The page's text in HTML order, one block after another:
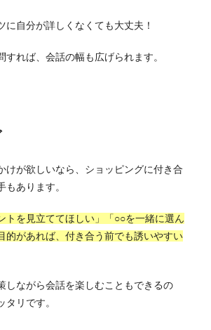
に自分が詳しくなくても大丈夫！
すれば、会話の幅も広げられます。
けが欲しいなら、ショッピングに付き合
もあります。
トを見立ててほしい」「○○を一緒に選ん
的があれば、付き合う前でも誘いやすい
しながら会話を楽しむこともできるの
タリです。